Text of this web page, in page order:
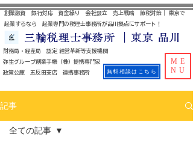
財務局・経産局 認定 経営革新等支援機関
​ 弥生グループ創業手帳（株）提携専門家
政策公庫 五反田支店 連携事務所
創業融資 銀行対応 資金繰り 会社設立 売上戦略 節税対策｜ 東京で
起業するなら 起業専門の税理士事務所が品川拠点にサポート！
三輪税理士事務所 ｜東京 品川
無料相談はこちら
ME
NU
記事
全ての記事